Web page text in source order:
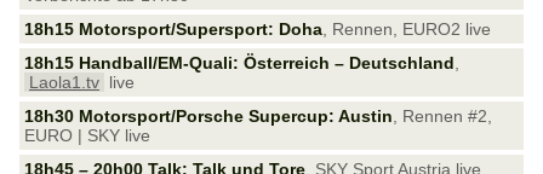
18h15 Motorsport/Supersport: Doha , Rennen, EURO2 live
18h15 Handball/EM-Quali: Österreich – Deutschland
Laola1.tv live
18h30 Motorsport/Porsche Supercup: Austin , Rennen #2,
EURO | SKY live
18h45 – 20h00 Talk: Talk und Tore , SKY Sport Austria live